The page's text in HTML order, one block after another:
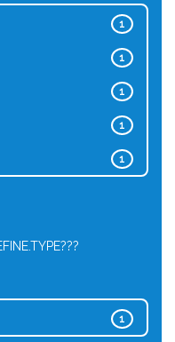
1
1
1
1
1
1